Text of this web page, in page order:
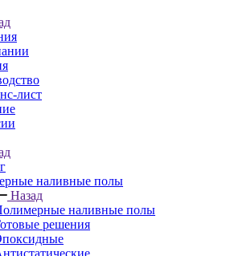
лист
наливные полы
Назад
наливные полы
решения